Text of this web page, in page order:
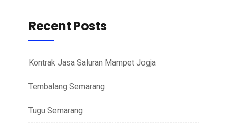
Recent Posts
Kontrak Jasa Saluran Mampet Jogja
Tembalang Semarang
Tugu Semarang